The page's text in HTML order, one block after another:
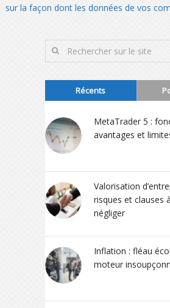
sur la façon dont les données de vos
Récents
MetaTrader 5 :
avantages et
Valorisation
risques et clauses
négliger
Inflation : fléau
moteur